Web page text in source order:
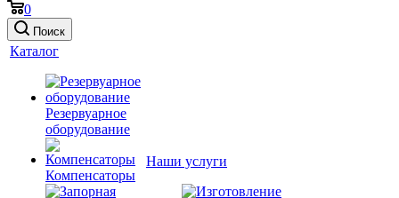
0
Поиск
Каталог
Резервуарное
оборудование
Компенсаторы
Наши услуги